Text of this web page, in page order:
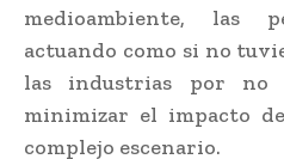
medioambiente, las
actuando como si no
las industrias por no
minimizar el impacto
complejo escenario.